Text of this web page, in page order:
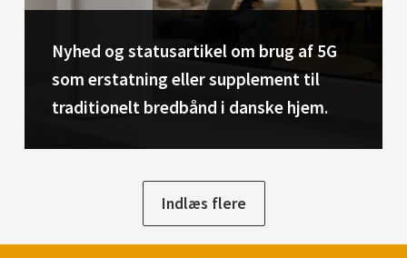
Nyhed og statusartikel om brug af 5G
som erstatning eller supplement til
traditionelt bredbånd i danske hjem.
Indlæs flere